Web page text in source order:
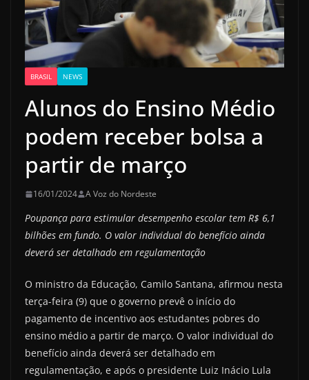
BRASIL NEWS
Alunos do Ensino Médio
podem receber bolsa a
partir de março
16/01/2024 A Voz do Nordeste
Poupança para estimular desempenho escolar tem R$ 6,1
bilhões em fundo. O valor individual do benefício ainda
deverá ser detalhado em regulamentação
O ministro da Educação, Camilo Santana, afirmou nesta
terça-feira (9) que o governo prevê o início do
pagamento de incentivo aos estudantes pobres do
ensino médio a partir de março. O valor individual do
benefício ainda deverá ser detalhado em
regulamentação, e após o presidente Luiz Inácio Lula